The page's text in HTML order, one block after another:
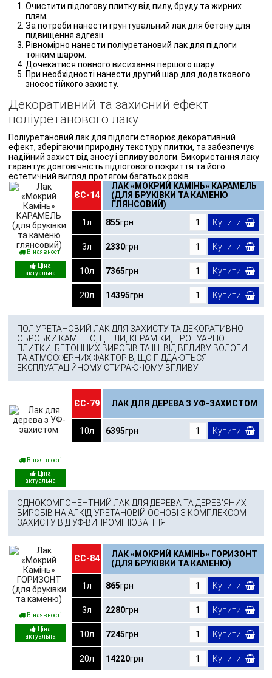
Очистити підлогову плитку від пилу, бруду та жирних
плям.
За потреби нанести грунтувальний лак для бетону для
підвищення адгезії.
Рівномірно нанести поліуретановий лак для підлоги
тонким шаром.
Дочекатися повного висихання першого шару.
При необхідності нанести другий шар для додаткового
зносостійкого захисту.
Декоративний та захисний ефект
поліуретанового лаку
Поліуретановий лак для підлоги створює декоративний
ефект, зберігаючи природну текстуру плитки, та забезпечує
надійний захист від зносу і впливу вологи. Використання лаку
гарантує довговічність підлогового покриття та його
естетичний вигляд протягом багатьох років.
В наявності
ЄС-14
ЛАК «МОКРИЙ КАМІНЬ» КАРАМЕЛЬ
(ДЛЯ БРУКІВКИ ТА КАМЕНЮ
ГЛЯНСОВИЙ)
1л
855грн Купити
3л 2330грн Купити
10л 7365грн Купити
20л 14395грн Купити
ПОЛІУРЕТАНОВИЙ ЛАК ДЛЯ ЗАХИСТУ ТА ДЕКОРАТИВНОЇ
ОБРОБКИ КАМЕНЮ, ЦЕГЛИ, КЕРАМІКИ, ТРОТУАРНОЇ
ПЛИТКИ, БЕТОННИХ ВИРОБІВ ТА ІН. ВІД ВПЛИВУ ВОЛОГИ
ТА АТМОСФЕРНИХ ФАКТОРІВ, ЩО ПІДДАЮТЬСЯ
ЕКСПЛУАТАЦІЙНОМУ СТИРАЮЧОМУ ВПЛИВУ
В наявності
ЄС-79 ЛАК ДЛЯ ДЕРЕВА З УФ-ЗАХИСТОМ
10л 6395грн Купити
ОДНОКОМПОНЕНТНИЙ ЛАК ДЛЯ ДЕРЕВА ТА ДЕРЕВ’ЯНИХ
ВИРОБІВ НА АЛКІД-УРЕТАНОВІЙ ОСНОВІ З КОМПЛЕКСОМ
ЗАХИСТУ ВІД УФ-ВИПРОМІНЮВАННЯ
В наявності
ЄС-84
ЛАК «МОКРИЙ КАМІНЬ» ГОРИЗОНТ
(ДЛЯ БРУКІВКИ ТА КАМЕНЮ)
1л 865грн Купити
3л 2280грн Купити
10л 7245грн Купити
20л 14220грн Купити